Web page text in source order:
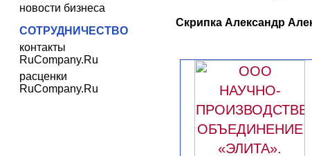
новости бизнеса
СОТРУДНИЧЕСТВО
контакты
RuCompany.Ru
расценки
RuCompany.Ru
Скрипка Александр